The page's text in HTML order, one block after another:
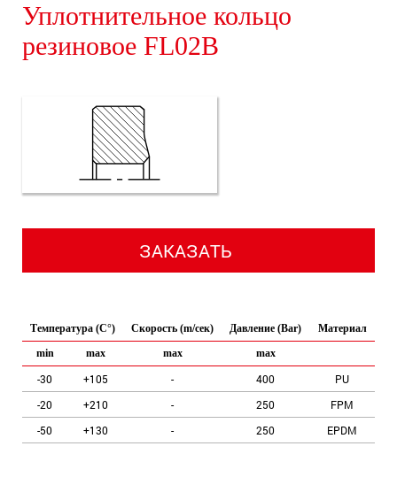
Уплотнительное кольцо
резиновое FL02B
ЗАКАЗАТЬ
Температура (C°) Скорость (m/сек) Давление (Bar)
Материал
min
max max max
-30 +105 - 400
PU
-20
+210 - 250
FPM
-50
+130 - 250 EPDM